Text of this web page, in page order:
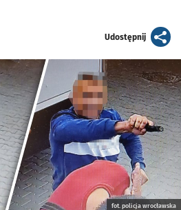
Udostępnijartykuł
fot. policja wrocławska